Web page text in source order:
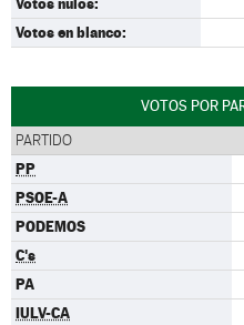
Votos en blanco:
VOTOS POR
PARTIDO
PP
PSOE-A
PODEMOS
C's
PA
IULV-CA